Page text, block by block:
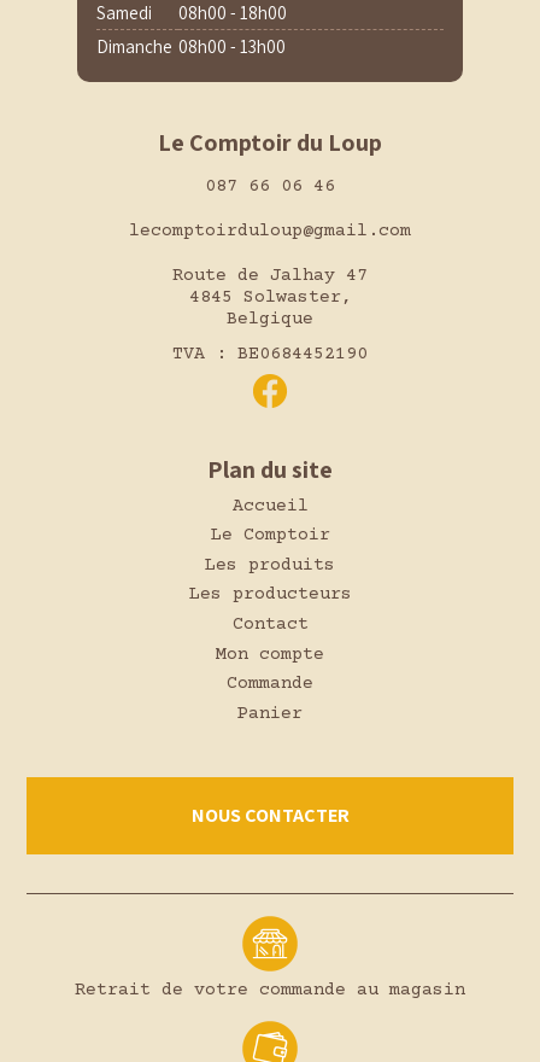
Samedi
08h00 - 18h00
Dimanche 08h00 - 13h00
Le Comptoir du Loup
087 66 06 46
lecomptoirduloup@gmail.com
Route de Jalhay 47
4845 Solwaster,
Belgique
TVA : BE0684452190
Plan du site
Accueil
Le Comptoir
Les produits
Les producteurs
Contact
Mon compte
Commande
Panier
NOUS CONTACTER
Retrait de votre commande au magasin